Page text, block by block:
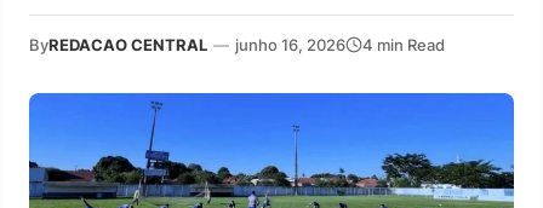
ByREDACAO CENTRAL — junho 16, 2026 4 min Read